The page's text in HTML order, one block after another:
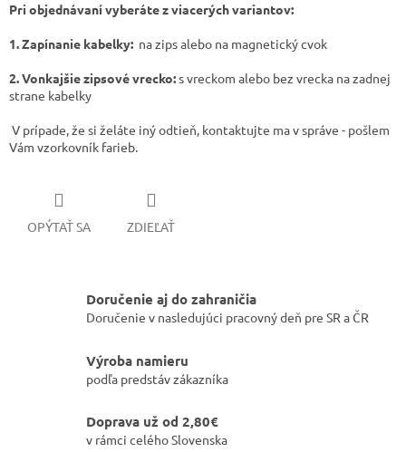
Pri objednávaní vyberáte z viacerých variantov:
1. Zapínanie kabelky: na zips alebo na magnetický cvok
2. Vonkajšie zipsové vrecko:s vreckom alebo bez vrecka na zadnej
strane kabelky
V prípade, že si želáte iný odtieň, kontaktujte ma v správe - pošlem
Vám vzorkovník farieb.
OPÝTAŤ SA ZDIEĽAŤ
Doručenie aj do zahraničia
Doručenie v nasledujúci pracovný deň pre SR a ČR
Výroba namieru
podľa predstáv zákazníka
Doprava už od 2,80€
v rámci celého Slovenska